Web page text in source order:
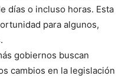
días o incluso horas. Esta
para algunos,
gobiernos buscan
cambios en la legislación